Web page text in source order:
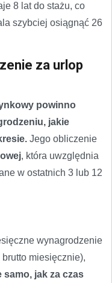
8 lat do stażu, co
szybciej osiągnąć 26
za urlop
powinno
jakie
Jego obliczenie
, która uwzględnia
w ostatnich 3 lub 12
wynagrodzenie
miesięcznie),
jak za czas